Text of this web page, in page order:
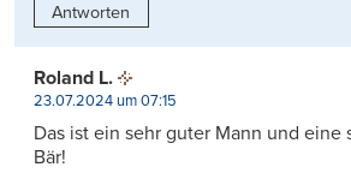
Antworten
Roland L.
23.07.2024 um 07:15
Das ist ein sehr guter Mann und eine
Bär!